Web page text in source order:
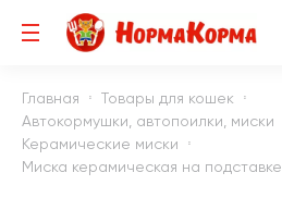
Главная
Товары для кошек
Автокормушки, автопоилки, миски
Керамические миски
Миска керамическая на